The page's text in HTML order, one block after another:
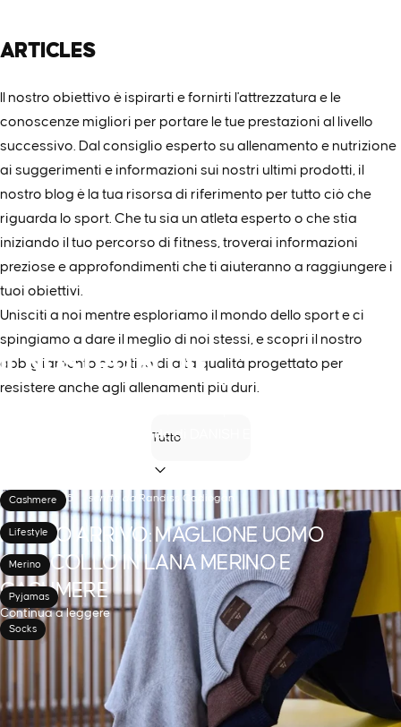
ILNOSTROBLOG
aggiornamenti dal mondo di DANISH ENDURANCE.
ARTICLES
Il nostro obiettivo è ispirarti e fornirti l'attrezzatura e le
conoscenze migliori per portare le tue prestazioni al livello
successivo. Dal consiglio esperto su allenamento e nutrizione
ai suggerimenti e informazioni sui nostri ultimi prodotti, il
nostro blog è la tua risorsa di riferimento per tutto ciò che
riguarda lo sport. Che tu sia un atleta esperto o che stia
iniziando il tuo percorso di fitness, troverai informazioni
preziose e approfondimenti che ti aiuteranno a raggiungere i
tuoi obiettivi.
Unisciti a noi mentre esploriamo il mondo dello sport e ci
spingiamo a dare il meglio di noi stessi, e scopri il nostro
abbigliamento sportivo di alta qualità progettato per
resistere anche agli allenamenti più duri.
Cashmere
Lifestyle
Merino
Pyjamas
Socks
ott 24, 2025 scritto da Randiss Cadiogan
NUOVO ARRIVO: MAGLIONE UOMO
GIROCOLLO IN LANA MERINO E
CASHMERE
Continua a leggere